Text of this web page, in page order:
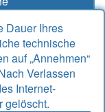
Dauer Ihres
technische
auf „Annehmen“
Verlassen
Internet-
gelöscht.